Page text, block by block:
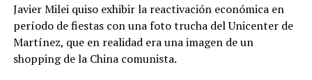
Javier Milei quiso exhibir la reactivación económica en
período de fiestas con una foto trucha del Unicenter de
Martínez, que en realidad era una imagen de un
shopping de la China comunista.